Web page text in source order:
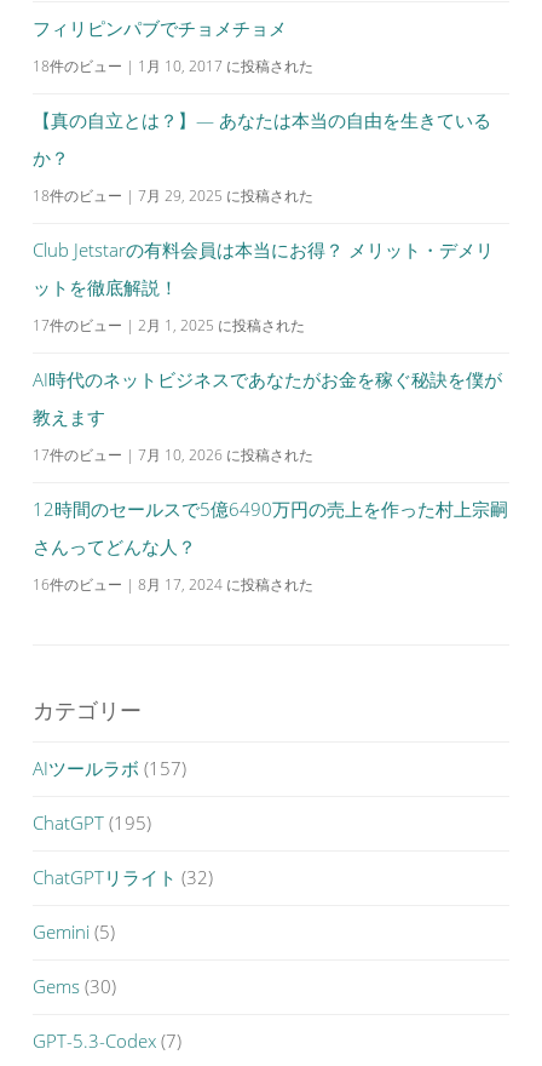
フィリピンパブでチョメチョメ
18件のビュー | 1月 10, 2017 に投稿された
【真の自立とは？】— あなたは本当の自由を生きている
か？
18件のビュー | 7月 29, 2025 に投稿された
Club Jetstarの有料会員は本当にお得？ メリット・デメリ
ットを徹底解説！
17件のビュー | 2月 1, 2025 に投稿された
AI時代のネットビジネスであなたがお金を稼ぐ秘訣を僕が
教えます
17件のビュー | 7月 10, 2026 に投稿された
12時間のセールスで5億6490万円の売上を作った村上宗嗣
さんってどんな人？
16件のビュー | 8月 17, 2024 に投稿された
カテゴリー
AIツールラボ (157)
ChatGPT (195)
ChatGPTリライト (32)
Gemini (5)
Gems (30)
GPT-5.3-Codex (7)